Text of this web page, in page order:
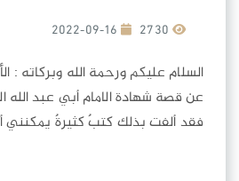
2022-09-16
السلام عليكم ورحمة الله وبركاته :
عن قصة شهادة الامام أبي عبد الله
فقد ألفت بذلك كتبٌ كثيرةٌ يمكنني